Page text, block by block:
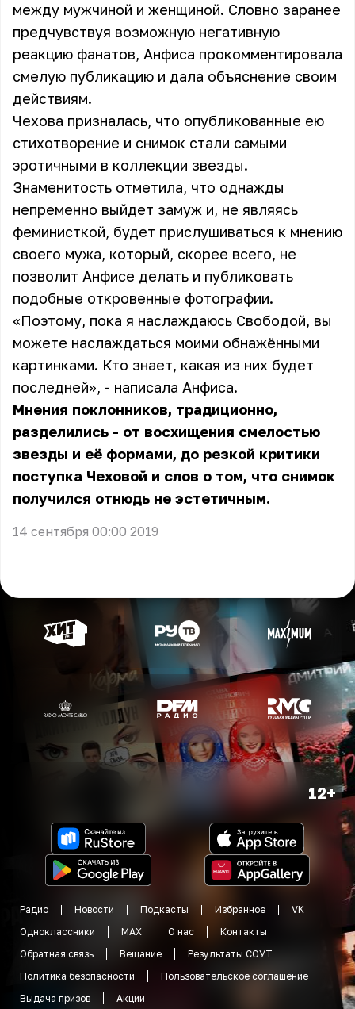
между мужчиной и женщиной. Словно заранее
предчувствуя возможную негативную
реакцию фанатов, Анфиса прокомментировала
смелую публикацию и дала объяснение своим
действиям.
Чехова призналась, что опубликованные ею
стихотворение и снимок стали самыми
эротичными в коллекции звезды.
Знаменитость отметила, что однажды
непременно выйдет замуж и, не являясь
феминисткой, будет прислушиваться к мнению
своего мужа, который, скорее всего, не
позволит Анфисе делать и публиковать
подобные откровенные фотографии.
«Поэтому, пока я наслаждаюсь Свободой, вы
можете наслаждаться моими обнажёнными
картинками. Кто знает, какая из них будет
последней», - написала Анфиса.
Мнения поклонников, традиционно,
разделились - от восхищения смелостью
звезды и её формами, до резкой критики
поступка Чеховой и слов о том, что снимок
получился отнюдь не эстетичным.
14 сентября 00:00 2019
12+
Радио Новости Подкасты Избранное
VK
Одноклассники
MAX О нас
Контакты
Обратная связь
Вещание
Результаты СОУТ
Политика безопасности
Пользовательское соглашение
Выдача призов
Акции